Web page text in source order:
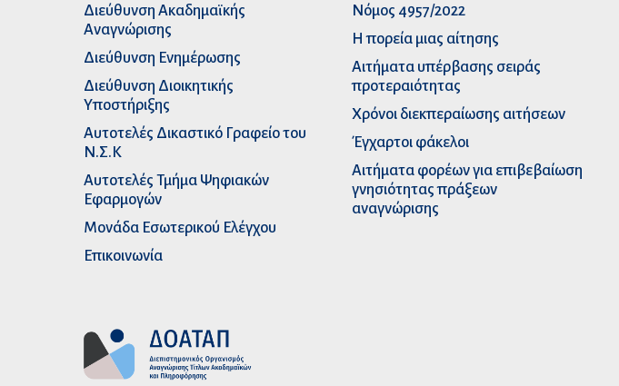
Διεύθυνση Ακαδημαϊκής
Αναγνώρισης
Διεύθυνση Ενημέρωσης
Διεύθυνση Διοικητικής
Υποστήριξης
Αυτοτελές Δικαστικό Γραφείο του
Ν.Σ.Κ
Αυτοτελές Τμήμα Ψηφιακών
Εφαρμογών
Μονάδα Εσωτερικού Ελέγχου
Επικοινωνία
Νόμος 4957/2022
Η πορεία μιας αίτησης
Αιτήματα υπέρβασης σειράς
προτεραιότητας
Χρόνοι διεκπεραίωσης αιτήσεων
Έγχαρτοι φάκελοι
Αιτήματα φορέων για επιβεβαίωση
γνησιότητας πράξεων
αναγνώρισης